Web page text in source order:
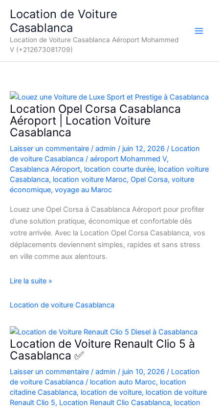
contenu
Location de Voiture
Casablanca
Location de Voiture Casablanca Aéroport Mohammed
V (+212673081709)
Location Opel Corsa Casablanca
Aéroport | Location Voiture
Casablanca
Laisser un commentaire / admin / juin 12, 2026 / Location
de voiture Casablanca / aéroport Mohammed V,
Casablanca Aéroport, location courte durée, location voiture
Casablanca, location voiture Maroc, Opel Corsa, voiture
économique, voyage au Maroc
Louez une Opel Corsa à Casablanca Aéroport pour profiter
d’une solution pratique, économique et confortable dès
votre arrivée. Avec la Location Opel Corsa Casablanca, vos
déplacements deviennent simples, rapides et sans stress
en ville comme aux alentours.
Location
Corsa
Aéroport
|
Location
Voiture
Casablanca
Lire la suite »
Location de voiture Casablanca
Location de Voiture Renault Clio 5 à
Casablanca ✅
Laisser un commentaire / admin / juin 10, 2026 / Location
de voiture Casablanca / location auto Maroc, location
citadine Casablanca, location de voiture, location de voiture
Renault Clio 5, Location Renault Clio Casablanca, location